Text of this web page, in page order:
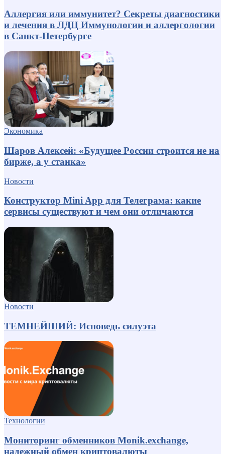
Аллергия или иммунитет? Секреты диагностики
и лечения в ЛДЦ Иммунологии и аллергологии
в Санкт-Петербурге
Экономика
Шаров Алексей: «Будущее России строится не на
бирже, а у станка»
Новости
Конструктор Mini App для Телеграма: какие
сервисы существуют и чем они отличаются
Новости
ТЕМНЕЙШИЙ: Исповедь силуэта
Технологии
Мониторинг обменников Monik.exchange,
надежный обмен криптовалюты